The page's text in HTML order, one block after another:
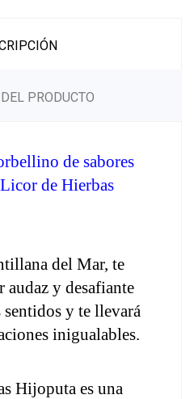
PRODUCTO
de sabores
de Hierbas
del Mar, te
audaz y desafiante
sentidos y te llevará
inigualables.
Hijoputa es una